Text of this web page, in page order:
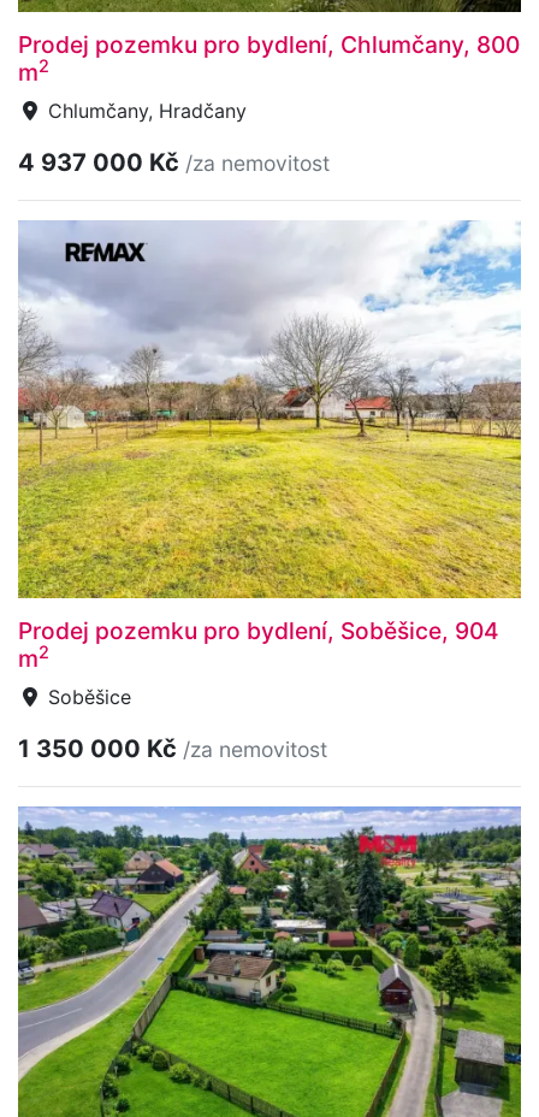
Prodej pozemku pro bydlení, Chlumčany, 800
m2
Chlumčany, Hradčany
4 937 000 Kč /za nemovitost
Prodej pozemku pro bydlení, Soběšice, 904
m2
Soběšice
1 350 000 Kč /za nemovitost